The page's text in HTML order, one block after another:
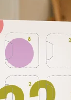
– med hennes